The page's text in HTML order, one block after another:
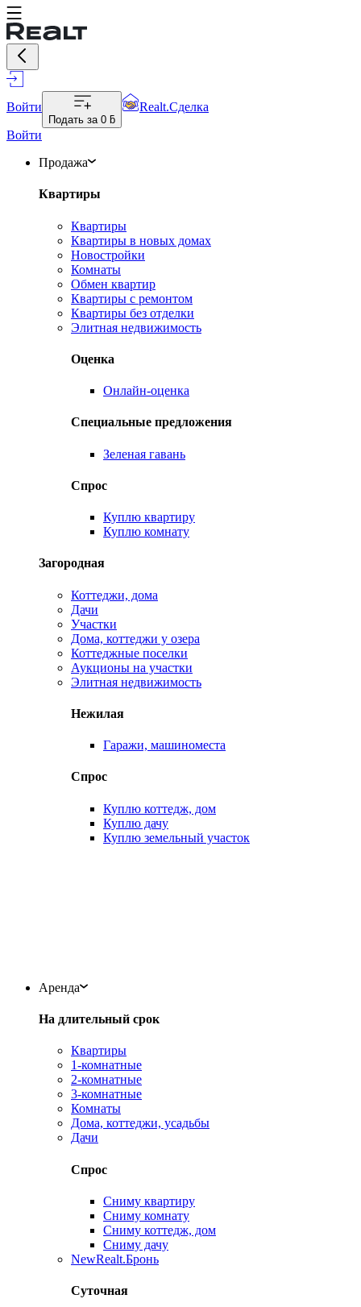
Войти
Подать за 0 ƃ
Realt.Сделка
Войти
Продажа
Квартиры
Квартиры
Квартиры в новых домах
Новостройки
Комнаты
Обмен квартир
Квартиры с ремонтом
Квартиры без отделки
Элитная недвижимость
Оценка
Онлайн-оценка
Специальные предложения
Зеленая гавань
Спрос
Куплю квартиру
Куплю комнату
Загородная
Коттеджи, дома
Дачи
Участки
Дома, коттеджи у озера
Коттеджные поселки
Аукционы на участки
Элитная недвижимость
Нежилая
Гаражи, машиноместа
Спрос
Куплю коттедж, дом
Куплю дачу
Куплю земельный участок
Аренда
На длительный срок
Квартиры
1-комнатные
2-комнатные
3-комнатные
Комнаты
Дома, коттеджи, усадьбы
Дачи
Спрос
Сниму квартиру
Сниму комнату
Сниму коттедж, дом
Сниму дачу
NewRealt.Бронь
Суточная